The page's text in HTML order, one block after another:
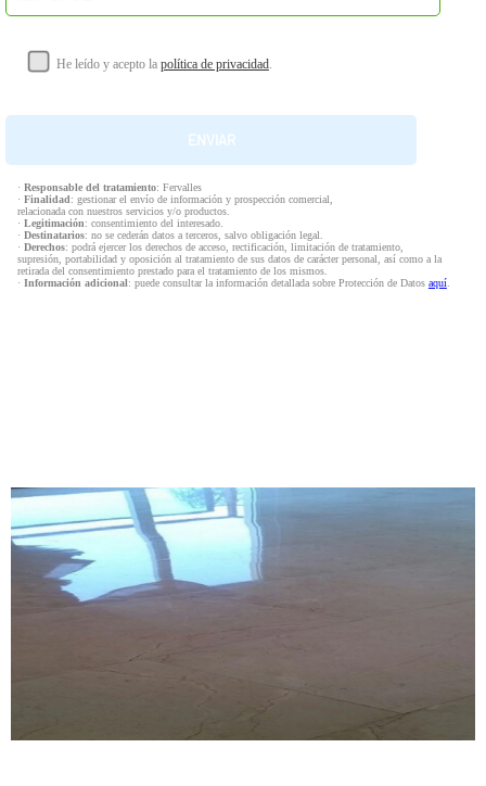
He leído y acepto la política de privacidad.
· Responsable del tratamiento: Fervalles
· Finalidad: gestionar el envío de información y prospección comercial,
relacionada con nuestros servicios y/o productos.
· Legitimación: consentimiento del interesado.
· Destinatarios: no se cederán datos a terceros, salvo obligación legal.
· Derechos: podrá ejercer los derechos de acceso, rectificación, limitación de tratamiento,
supresión, portabilidad y oposición al tratamiento de sus datos de carácter personal, así como a la
retirada del consentimiento prestado para el tratamiento de los mismos.
· Información adicional: puede consultar la información detallada sobre Protección de Datos aquí.